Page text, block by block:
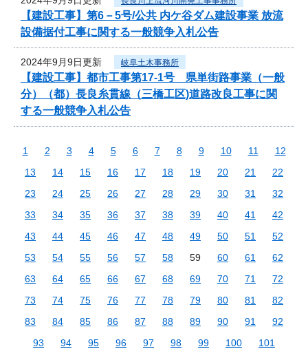
【建設工事】第6－5号/公共 内ケ谷ダム建設事業 放流
設備据付工事に関する一般競争入札公告
2024年9月9日更新 岐阜土木事務所
【建設工事】都市工事第17-1号 県単街路事業（一般
分）（都）長良糸貫線（三橋工区)道路改良工事に関
する一般競争入札公告
1 2 3 4 5 6 7 8 9 10 11
12
13
14 15 16 17 18 19 20 21
22
23
24 25 26 27 28 29 30 31
32
33
34 35 36 37 38 39 40 41
42
43
44 45 46 47 48 49 50 51
52
53
54 55 56 57 58 59 60 61
62
63
64 65 66 67 68 69 70 71
72
73
74 75 76 77 78 79 80 81
82
83
84 85 86 87 88 89 90 91
92
93
94 95 96 97 98 99 100
101